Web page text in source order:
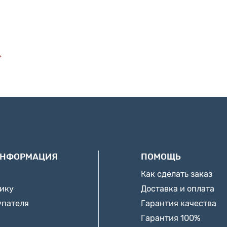
ПОМОЩЬ
Как сделать заказ
Доставка и оплата
Гарантия качества
Гарантия 100%